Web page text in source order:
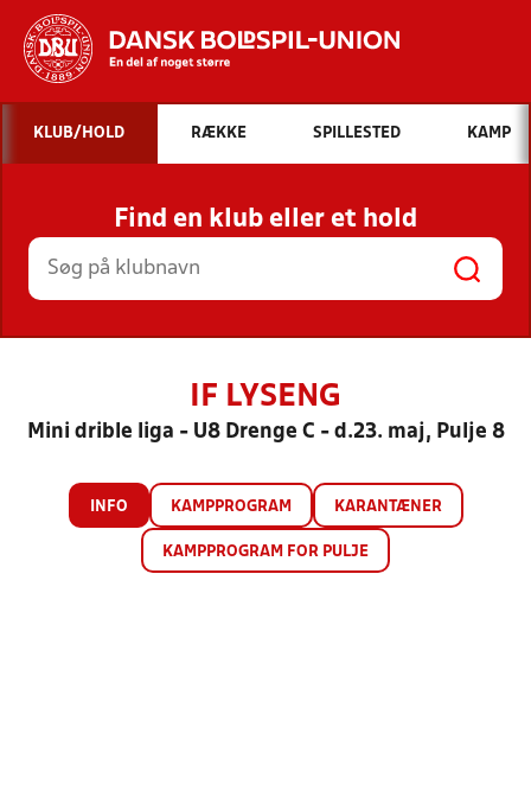
Hvad vil du søge efter?
INDHOLD OG NYHEDER
STILLINGER, RESULTATER, KLUBBER OG
HOLD
KLUB/HOLD RÆKKE SPILLESTED KAMP
Find en klub eller et hold
IF LYSENG
Mini drible liga - U8 Drenge C - d.23. maj, Pulje 8
INFO KAMPPROGRAM KARANTÆNER
KAMPPROGRAM FOR PULJE